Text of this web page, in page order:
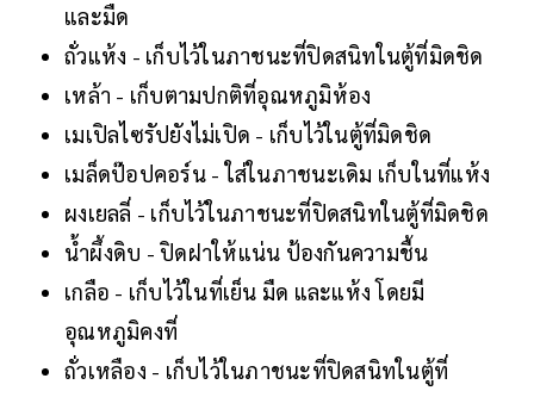
และมืด
ถั่วแห้ง - เก็บไว้ในภาชนะที่ปิดสนิทในตู้ที่มิดชิด
เหล้า - เก็บตามปกติที่อุณหภูมิห้อง
เมเปิลไซรัปยังไม่เปิด - เก็บไว้ในตู้ที่มิดชิด
เมล็ดป๊อปคอร์น - ใส่ในภาชนะเดิม เก็บในที่แห้ง
ผงเยลลี่ - เก็บไว้ในภาชนะที่ปิดสนิทในตู้ที่มิดชิด
น้ำผึ้งดิบ - ปิดฝาให้แน่น ป้องกันความชื้น
เกลือ - เก็บไว้ในที่เย็น มืด และแห้ง โดยมี
อุณหภูมิคงที่
ถั่วเหลือง - เก็บไว้ในภาชนะที่ปิดสนิทในตู้ที่